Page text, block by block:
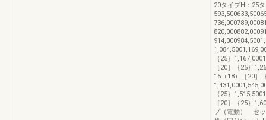
20タイプH：25
｛25｝
［20］｛25｝
15（18）［20］
｛25｝
［20］｛25｝
プ（電動） セ